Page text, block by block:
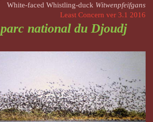
White-faced Whistling-duck Witwenpfeifgans
Least Concern ver 3.1 2016
parc national du Djoudj